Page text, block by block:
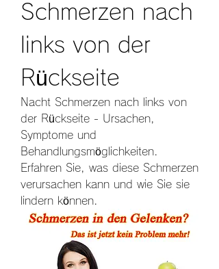
Schmerzen nach
links von der
Rückseite
Nacht Schmerzen nach links von
der Rückseite - Ursachen,
Symptome und
Behandlungsmöglichkeiten.
Erfahren Sie, was diese Schmerzen
verursachen kann und wie Sie sie
lindern können.